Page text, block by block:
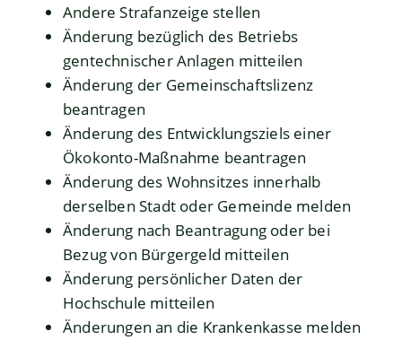
Andere Strafanzeige stellen
Änderung bezüglich des Betriebs
gentechnischer Anlagen mitteilen
Änderung der Gemeinschaftslizenz
beantragen
Änderung des Entwicklungsziels einer
Ökokonto-Maßnahme beantragen
Änderung des Wohnsitzes innerhalb
derselben Stadt oder Gemeinde melden
Änderung nach Beantragung oder bei
Bezug von Bürgergeld mitteilen
Änderung persönlicher Daten der
Hochschule mitteilen
Änderungen an die Krankenkasse melden